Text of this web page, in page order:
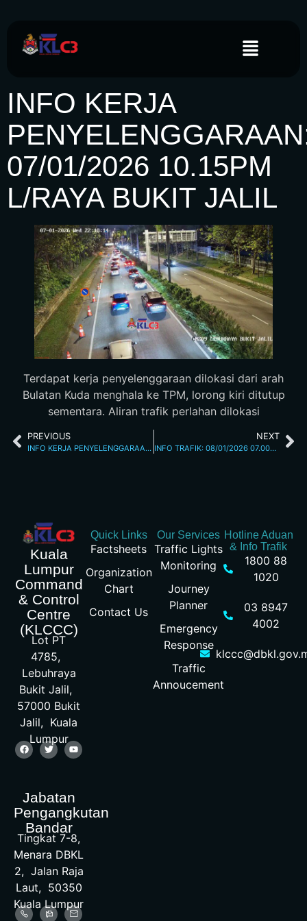
INFO KERJA
07/01/2026 10.15PM
L/RAYA BUKIT JALIL
Terdapat kerja penyelenggaraan dilokasi dari arah
Bulatan Kuda menghala ke TPM, lorong kiri ditutup
sementara. Aliran trafik perlahan dilokasi
PREVIOUS
INFO KERJA PENYELENGGARAAN: 07/01/2026 JALAN MAHARAJALELA
NEXT
INFO TRAFIK: 08/01/2026 07.00AM
Kuala
Lumpur
Command
& Control
Centre
(KLCCC)
Lot PT
4785,
Lebuhraya
Bukit Jalil,
57000 Bukit
Jalil, Kuala
Lumpur
Jabatan
Pengangkutan
Bandar
Tingkat 7-8,
Menara DBKL
2, Jalan Raja
Laut, 50350
Kuala Lumpur
Quick Links
Factsheets
Organization
Chart
Contact Us
Our Services
Traffic Lights
Monitoring
Journey
Planner
Emergency
Response
Traffic
Annoucement
Hotline Aduan
& Info Trafik
1800 88
1020
03 8947
4002